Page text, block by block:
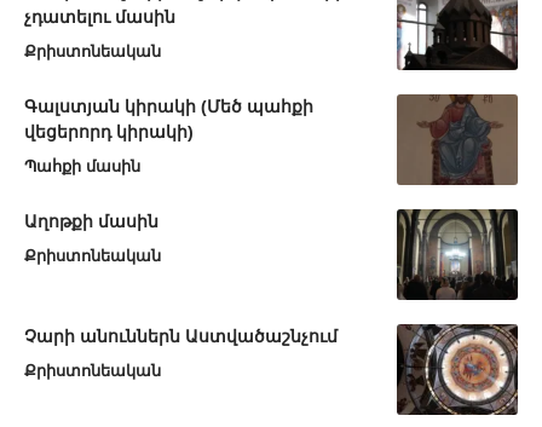
չդատելու մասին
Քրիստոնեական
Գալստյան կիրակի (Մեծ պահքի
վեցերորդ կիրակի)
Պահքի մասին
Աղոթքի մասին
Քրիստոնեական
Չարի անուններն Աստվածաշնչում
Քրիստոնեական